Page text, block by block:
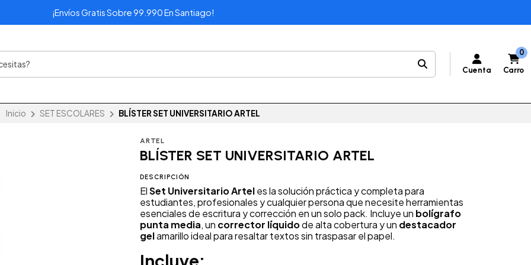
¡Envíos Gratis Sobre 99.990 En Santiago!
Cuenta
0
Carro
Inicio SET ESCOLARES BLÍSTER SET UNIVERSITARIO ARTEL
ARTEL
BLÍSTER SET UNIVERSITARIO ARTEL
DESCRIPCIÓN
ElSet Universitario Arteles la solución práctica y completa para
estudiantes, profesionales y cualquier persona que necesite herramientas
esenciales de escritura y corrección en un solo pack. Incluye un bolígrafo
punta media, un corrector líquidode alta cobertura y un destacador
gelamarillo ideal para resaltar textos sin traspasar el papel.
Incluye: